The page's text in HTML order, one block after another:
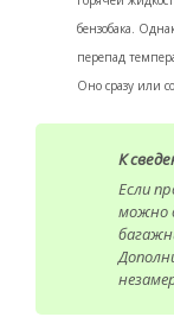
бензобака.
перепад
Оно сразу или
К
Если
можно